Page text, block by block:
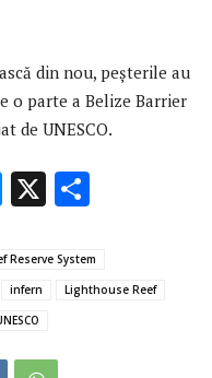
din nou, peşterile au
o parte a Belize Barrier
de UNESCO.
M
se
n
g
er
X
ta
je
Reserve System
infern
Lighthouse Reef